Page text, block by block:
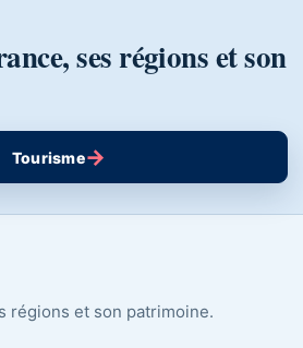
ses régions et son
Tourisme→
régions et son patrimoine.